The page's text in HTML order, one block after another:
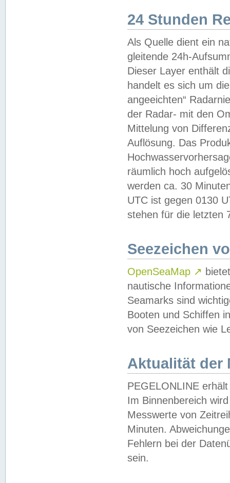
24 Stunden
Als Quelle dient ein
gleitende 24h-
Dieser Layer enthält
handelt es sich um
angeeichten“
der Radar- mit den
Mittelung von
Auflösung. Das
räumlich hoch
werden ca. 30
UTC ist gegen 0130
stehen für die letzten
Seezeichen
OpenSeaMap ↗
nautische
Seamarks sind
Booten und Schiffen
von Seezeichen wie
Aktualität der
PEGELONLINE
Im Binnenbereich
Messwerte von
Minuten.
Fehlern bei der
sein.